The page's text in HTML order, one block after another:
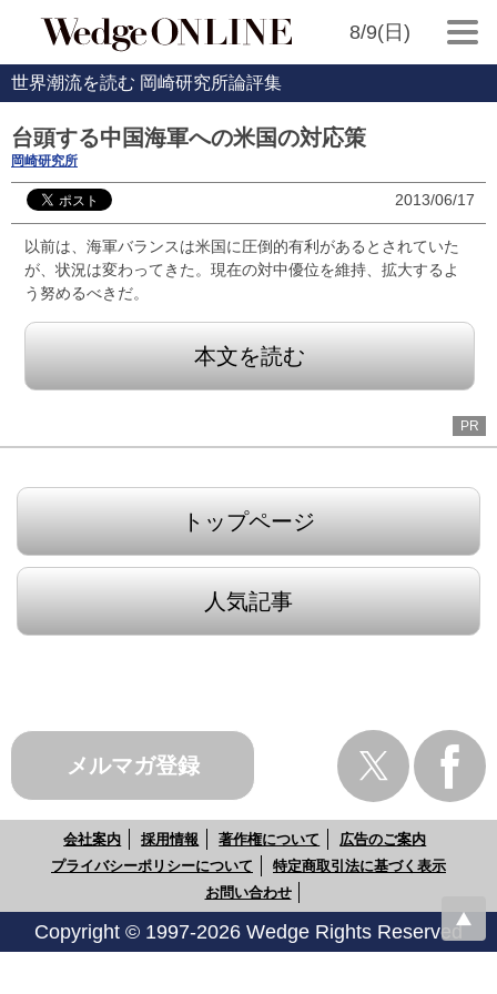
8/9(日)
世界潮流を読む 岡崎研究所論評集
台頭する中国海軍への米国の対応策
岡崎研究所
2013/06/17
以前は、海軍バランスは米国に圧倒的有利があるとされていた
が、状況は変わってきた。現在の対中優位を維持、拡大するよ
う努めるべきだ。
本文を読む
PR
トップページ
人気記事
メルマガ登録
会社案内 採用情報 著作権について
広告のご案内
プライバシーポリシーについて
特定商取引法に基づく表示
お問い合わせ
Copyright © 1997-2026 Wedge Rights Reserved